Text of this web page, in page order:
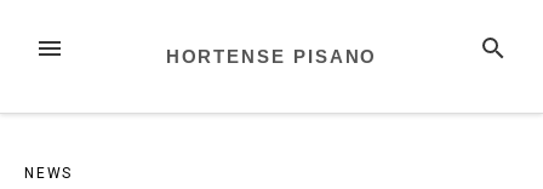
InhaltMENÜ SUCHE
HORTENSE PISANO
NEWS